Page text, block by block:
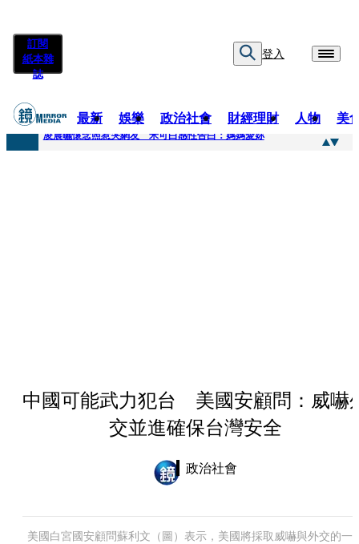
訂閱
紙本雜
誌
登入
最新 娛樂 政治社會 財經理財 人物 美
快訊
凌晨曬懷念照惹哭網友 米可白感性告白：媽媽愛妳
中國可能武力犯台 美國安顧問：威嚇
交並進確保台灣安全
政治社會
美國白宮國安顧問蘇利文（圖）表示，美國將採取威嚇與外交的一